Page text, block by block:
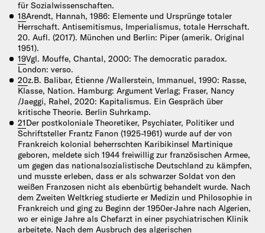
für Sozialwissenschaften.
18Arendt, Hannah, 1986: Elemente und Ursprünge totaler
Herrschaft. Antisemitismus, Imperialismus, totale Herrschaft.
20. Aufl. (2017). München und Berlin: Piper (amerik. Original
1951).
19Vgl. Mouffe, Chantal, 2000: The democratic paradox.
London: verso.
20z.B. Balibar, Étienne /Wallerstein, Immanuel, 1990: Rasse,
Klasse, Nation. Hamburg: Argument Verlag; Fraser, Nancy
/Jaeggi, Rahel, 2020: Kapitalismus. Ein Gespräch über
kritische Theorie. Berlin Suhrkamp.
21Der postkoloniale Theoretiker, Psychiater, Politiker und
Schriftsteller Frantz Fanon (1925-1961) wurde auf der von
Frankreich kolonial beherrschten Karibikinsel Martinique
geboren, meldete sich 1944 freiwillig zur französischen Armee,
um gegen das nationalsozialistische Deutschland zu kämpfen,
und musste erleben, dass er als schwarzer Soldat von den
weißen Franzosen nicht als ebenbürtig behandelt wurde. Nach
dem Zweiten Weltkrieg studierte er Medizin und Philosophie in
Frankreich und ging zu Beginn der 1950er-Jahre nach Algerien,
wo er einige Jahre als Chefarzt in einer psychiatrischen Klinik
arbeitete. Nach dem Ausbruch des algerischen